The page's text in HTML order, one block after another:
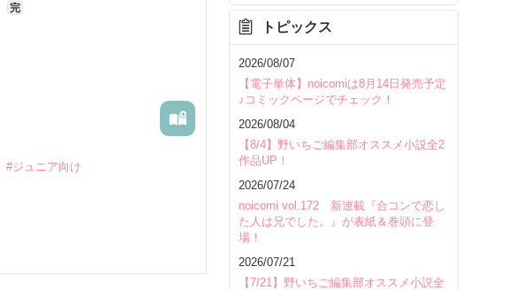
完
#ジュニア向け
トピックス
2026/08/07
【電子単体】noicomiは8月14日発売予定
♪コミックページでチェック！
2026/08/04
【8/4】野いちご編集部オススメ小説全2
作品UP！
2026/07/24
noicomi vol.172 新連載『合コンで恋し
た人は兄でした。』が表紙＆巻頭に登
場！
2026/07/21
【7/21】野いちご編集部オススメ小説全